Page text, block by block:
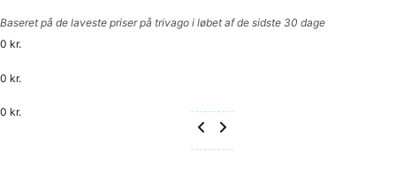
Baseret på de laveste priser på trivago i løbet af de sidste 30 dage
0 kr.
0 kr.
0 kr.